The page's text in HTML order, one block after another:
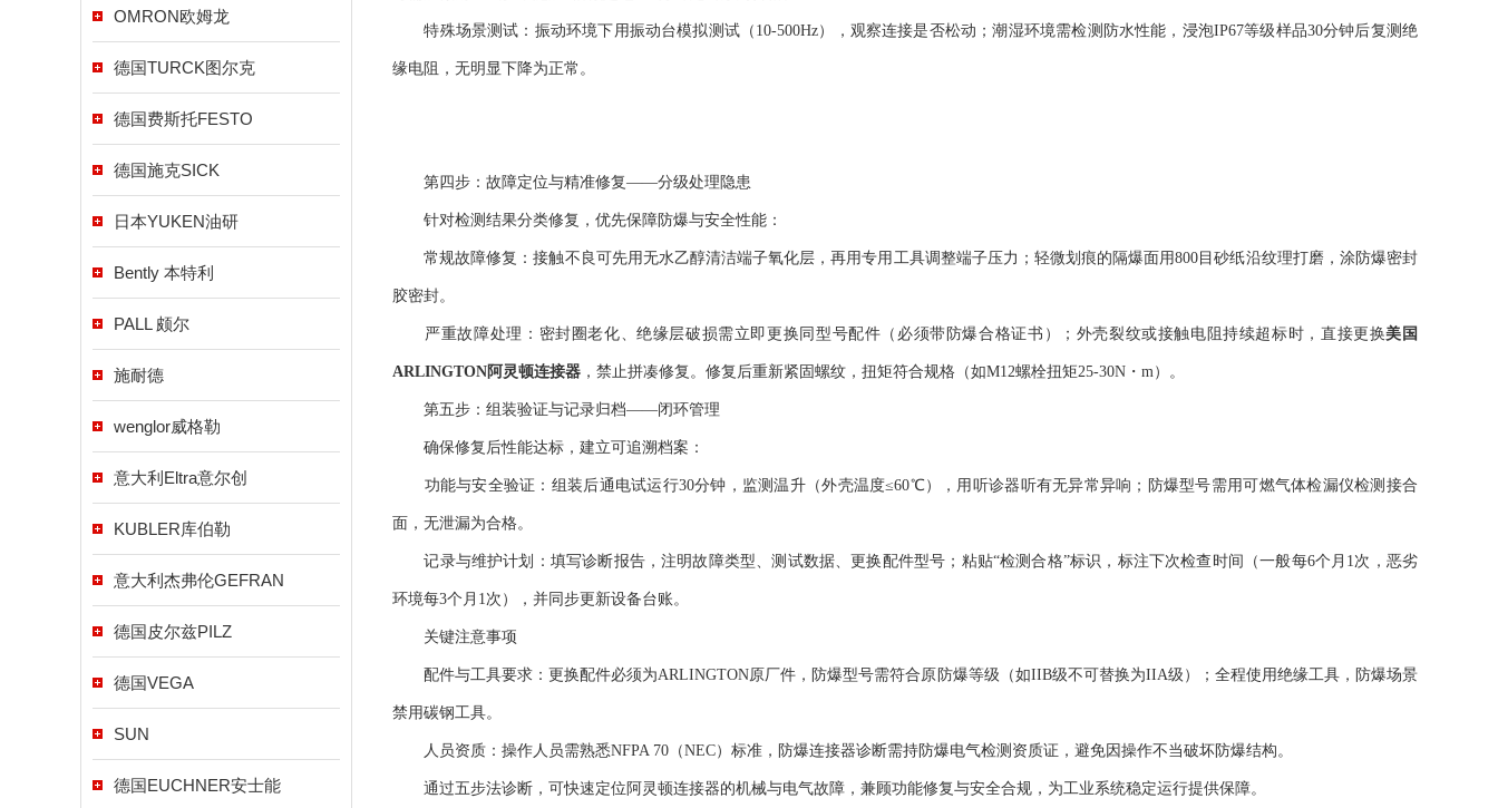
OMRON欧姆龙
德国TURCK图尔克
德国费斯托FESTO
德国施克SICK
日本YUKEN油研
Bently 本特利
PALL 颇尔
施耐德
wenglor威格勒
意大利Eltra意尔创
KUBLER库伯勒
意大利杰弗伦GEFRAN
德国皮尔兹PILZ
德国VEGA
SUN
德国EUCHNER安士能
特殊场景测试：振动环境下用振动台模拟测试（10-500Hz），观察连接是否松动；潮湿环境需检测防水性能，浸泡IP67等级样品30分钟后复测绝
缘电阻，无明显下降为正常。
第四步：故障定位与精准修复——分级处理隐患
针对检测结果分类修复，优先保障防爆与安全性能：
常规故障修复：接触不良可先用无水乙醇清洁端子氧化层，再用专用工具调整端子压力；轻微划痕的隔爆面用800目砂纸沿纹理打磨，涂防爆密封
胶密封。
严重故障处理：密封圈老化、绝缘层破损需立即更换同型号配件（必须带防爆合格证书）；外壳裂纹或接触电阻持续超标时，直接更换美国
ARLINGTON阿灵顿连接器 ，禁止拼凑修复。修复后重新紧固螺纹，扭矩符合规格（如M12螺栓扭矩25-30N・m）。
第五步：组装验证与记录归档——闭环管理
确保修复后性能达标，建立可追溯档案：
功能与安全验证：组装后通电试运行30分钟，监测温升（外壳温度≤60℃），用听诊器听有无异常异响；防爆型号需用可燃气体检漏仪检测接合
面，无泄漏为合格。
记录与维护计划：填写诊断报告，注明故障类型、测试数据、更换配件型号；粘贴“检测合格”标识，标注下次检查时间（一般每6个月1次，恶劣
环境每3个月1次），并同步更新设备台账。
关键注意事项
配件与工具要求：更换配件必须为ARLINGTON原厂件，防爆型号需符合原防爆等级（如IIB级不可替换为IIA级）；全程使用绝缘工具，防爆场景
禁用碳钢工具。
人员资质：操作人员需熟悉NFPA 70（NEC）标准，防爆连接器诊断需持防爆电气检测资质证，避免因操作不当破坏防爆结构。
通过五步法诊断，可快速定位阿灵顿连接器的机械与电气故障，兼顾功能修复与安全合规，为工业系统稳定运行提供保障。